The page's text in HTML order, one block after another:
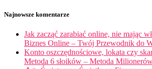
Najnowsze komentarze
Jak zacząć zarabiać online, nie mając
Biznes Online – Twój Przewodnik do
Konto oszczędnościowe, lokata czy
Metoda 6 słoików – Metoda